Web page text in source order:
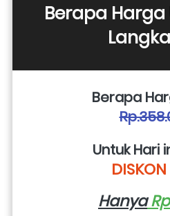
Berapa Harga
Berapa
Untuk Hari
Hanya